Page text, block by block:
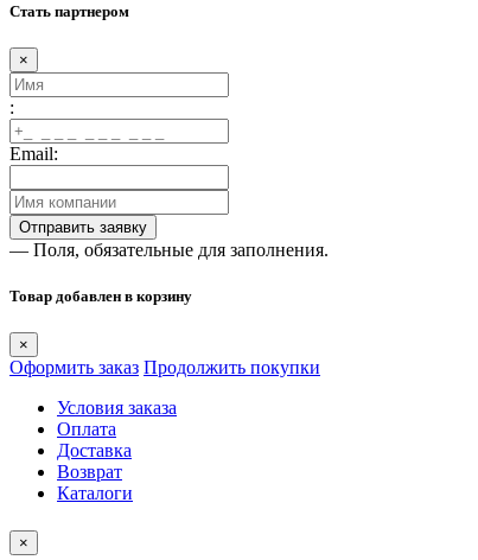
Стать партнером
×
:
Email:
— Поля, обязательные для заполнения.
Товар добавлен в корзину
×
Оформить заказ Продолжить покупки
Условия заказа
Оплата
Доставка
Возврат
Каталоги
×